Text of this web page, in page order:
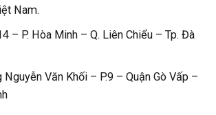
Nam.
– P. Hòa Minh – Q. Liên Chiểu – Tp. Đà
Văn Khối – P.9 – Quận Gò Vấp –